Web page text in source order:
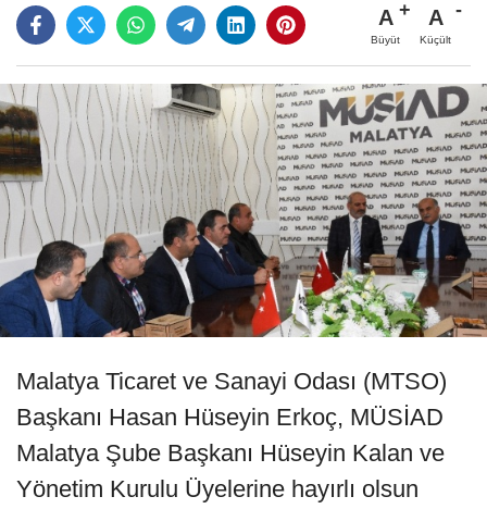
A
Büyüt
A
Küçült
Malatya Ticaret ve Sanayi Odası (MTSO)
Başkanı Hasan Hüseyin Erkoç, MÜSİAD
Malatya Şube Başkanı Hüseyin Kalan ve
Yönetim Kurulu Üyelerine hayırlı olsun